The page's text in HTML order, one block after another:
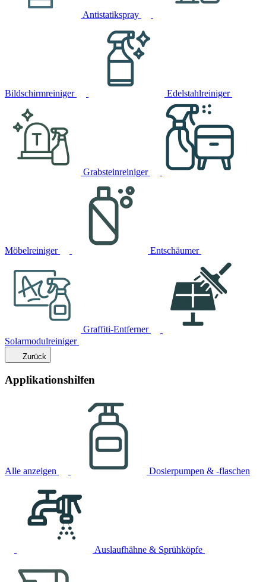
Antistatikspray
Bildschirmreiniger Edelstahlreiniger
Grabsteinreiniger
Möbelreiniger Entschäumer
Graffiti-Entferner
Solarmodulreiniger
Zurück
Applikationshilfen
Alle anzeigen Dosierpumpen & -flaschen
Auslaufhähne & Sprühköpfe